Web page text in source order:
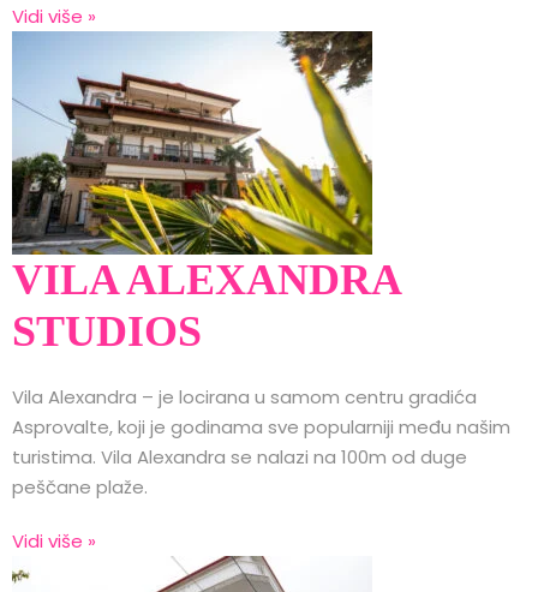
Vidi više »
VILA ALEXANDRA
STUDIOS
Vila Alexandra – je locirana u samom centru gradića
Asprovalte, koji je godinama sve popularniji među našim
turistima. Vila Alexandra se nalazi na 100m od duge
peščane plaže.
Vidi više »